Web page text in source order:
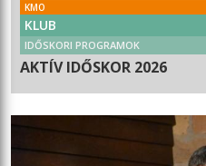
KMO
KLUB
IDŐSKORI PROGRAMOK
AKTÍV IDŐSKOR 2026